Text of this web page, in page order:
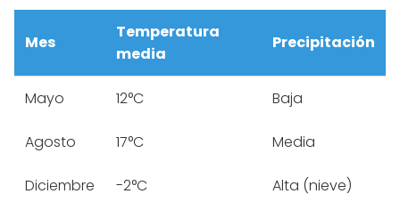
Mes
Temperatura
media
Precipitación
Mayo 12°C Baja
Agosto 17°C Media
Diciembre -2°C Alta (nieve)